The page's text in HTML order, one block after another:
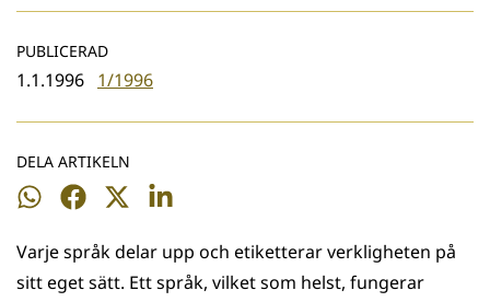
PUBLICERAD
1.1.1996 1/1996
DELA ARTIKELN
Dela
WhatsApp
Dela
Facebook
Dela
Twitter
Dela
LinkedIn
Varje språk delar upp och etiketterar verkligheten på
sitt eget sätt. Ett språk, vilket som helst, fungerar